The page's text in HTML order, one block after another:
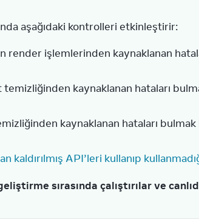
aşağıdaki kontrolleri etkinleştirir:
render işlemlerinden kaynaklanan
kaynaklanan hataları
kaynaklanan hataları bulmak
kaldırılmış API’leri kullanıp
sırasında çalıştırılar ve